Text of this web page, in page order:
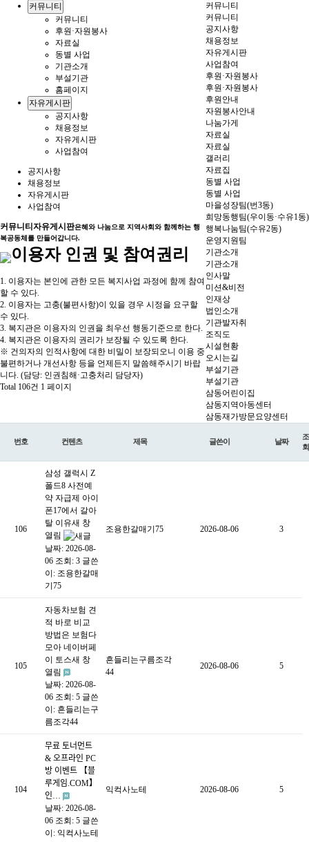
커뮤니티
커뮤니티
공지사항
채용정보
자유게시판
사업참여
후원·자원봉사
후원·자원봉사
후원안내
자원봉사안내
나눔가게
자료실
자료실
갤러리
자료집
동별 사업
동별 사업
마을성장팀(번3동)
희망동행팀(우이동·수유1동)
행복나눔팀(수유2동)
운영지원팀
기관소개
기관소개
인사말
미션&비전
인재상
법인소개
기관발자취
조직도
시설현황
오시는길
부설기관
부설기관
삼동어린이집
삼동지역아동센터
삼동재가방문요양센터
커뮤니티
커뮤니티
후원·자원봉사
자료실
동별 사업
기관소개
부설기관
홈페이지
자유게시판
공지사항
채용정보
자유게시판
사업참여
공지사항
채용정보
자유게시판
사업참여
커뮤니티 자유게시판은혜와 나눔으로 지역사회와 함께하는 행
복공동체를 만들어갑니다.
이용자 인권 및 참여권리
1. 이용자는 본인에 관한 모든 복지사업 과정에 함께 참여
할 수 있다.
2. 이용자는 고충(불편사항)이 있을 경우 시정을 요구할
수 있다.
3. 복지관은 이용자의 인권을 최우선 행동기준으로 한다.
4. 복지관은 이용자의 권리가 보장될 수 있도록 한다.
※ 건의자의 인적사항에 대한 비밀이 보장되오니 이용 중
불편하거나 개선사항 등을 언제든지 말씀해주시기 바랍
니다. (담당: 인권침해·고충처리 담당자)
Total 106건 1 페이지
번호 컨텐츠 제목 글쓴이 날짜
조
회
106
삼성 갤럭시 Z
폴드8 사전예
약 자급제 아이
폰17에서 갈아
탈 이유새 창
열림
날짜: 2026-08-
06 조회: 3 글쓴
이: 조용한갈매
기75
조용한갈매기75 2026-08-06 3
105
자동차보험 견
적 바로 비교
방법은 보험다
모아 네이버페
이 토스새 창
열림
날짜: 2026-08-
06 조회: 5 글쓴
이: 흔들리는구
름조각44
흔들리는구름조각
44
2026-08-06 5
104
무료 토너먼트
& 오프라인 PC
방 이벤트 【블
루게임.COM】
인…
날짜: 2026-08-
06 조회: 5 글쓴
이: 익컥사노테
익컥사노테 2026-08-06 5